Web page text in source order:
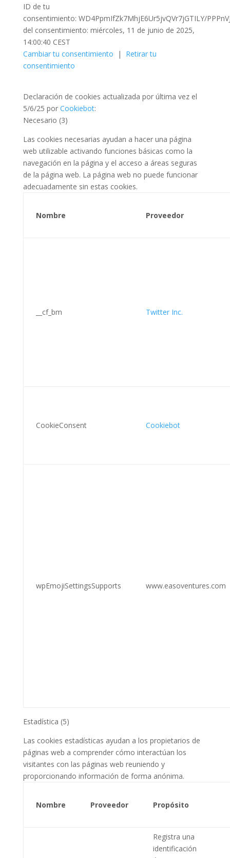
ID de tu
consentimiento: WD4PpmIfZk7MhjE6Ur5jvQVr7jGTILY/
del consentimiento: miércoles, 11 de junio de 2025,
14:00:40 CEST
Cambiar tu consentimiento | Retirar tu
consentimiento
Declaración de cookies actualizada por última vez el
5/6/25 por Cookiebot:
Necesario (3)
Las cookies necesarias ayudan a hacer una página
web utilizable activando funciones básicas como la
navegación en la página y el acceso a áreas seguras
de la página web. La página web no puede funcionar
adecuadamente sin estas cookies.
Nombre Proveedor
__cf_bm Twitter Inc.
CookieConsent Cookiebot
wpEmojiSettingsSupports www.easoventures.com
Estadística (5)
Las cookies estadísticas ayudan a los propietarios de
páginas web a comprender cómo interactúan los
visitantes con las páginas web reuniendo y
proporcionando información de forma anónima.
Nombre Proveedor Propósito
Registra una
identificación